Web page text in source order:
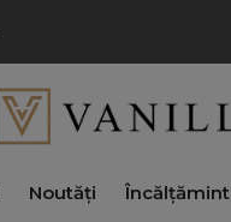
Noutăți